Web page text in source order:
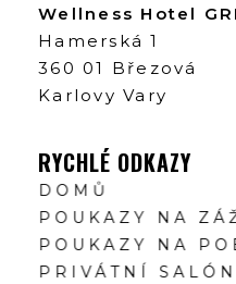
Wellness Hotel
Hamerská 1
360 01 Březová
Karlovy Vary
RYCHLÉ ODKAZY
DOMŮ
POUKAZY NA
POUKAZY NA
PRIVÁTNÍ